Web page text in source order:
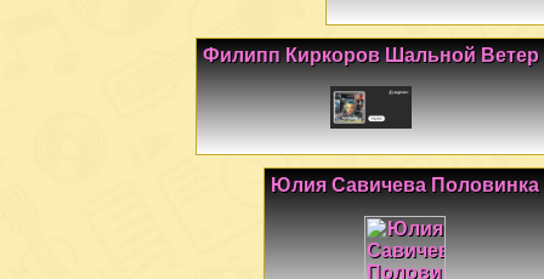
Филипп Киркоров Шальной Ветер
Юлия Савичева Половинка